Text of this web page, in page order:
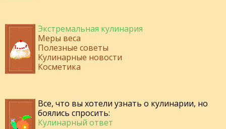
Экстремальная кулинария
Меры веса
Полезные советы
Кулинарные новости
Косметика
Все, что вы хотели узнать о кулинарии, но
боялись спросить:
Кулинарный ответ